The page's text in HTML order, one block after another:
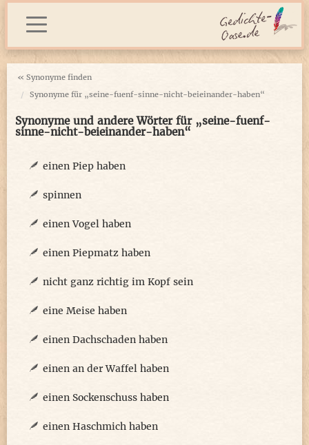
« Synonyme finden
Synonyme für „seine-fuenf-sinne-nicht-beieinander-haben“
Synonyme und andere Wörter für „seine-fuenf-
sinne-nicht-beieinander-haben“
einen Piep haben
spinnen
einen Vogel haben
einen Piepmatz haben
nicht ganz richtig im Kopf sein
eine Meise haben
einen Dachschaden haben
einen an der Waffel haben
einen Sockenschuss haben
einen Haschmich haben